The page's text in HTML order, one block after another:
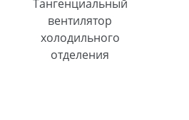
Тангенциальный
вентилятор
холодильного
отделения